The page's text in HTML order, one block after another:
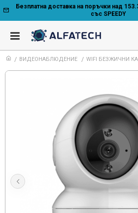
Безплатна доставка на поръчки над
със SPEEDY
ВИДЕОНАБЛЮДЕНИЕ WIFI БЕЗЖИЧНИ